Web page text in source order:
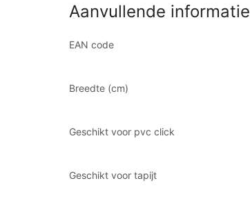
Aanvullende informatie
EAN code
Breedte (cm)
Geschikt voor pvc click
Geschikt voor tapijt